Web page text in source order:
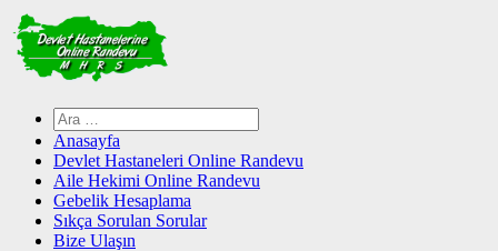
Skip
to
content
Arama:
Anasayfa
Devlet Hastaneleri Online Randevu
Aile Hekimi Online Randevu
Gebelik Hesaplama
Sıkça Sorulan Sorular
Bize Ulaşın